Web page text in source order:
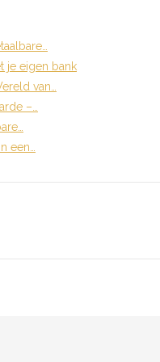
je eigen bank
van…
–…
een…